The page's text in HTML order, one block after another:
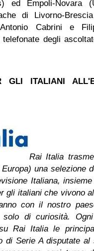
ed Empoli-Novara
di Livorno-
Cabrini e
telefonate degli
GLI ITALIANI
Rai Italia
una selezione
Italiana,
gli italiani che vivono
con il nostro
solo di curiosità.
Rai Italia le
di Serie A disputate al